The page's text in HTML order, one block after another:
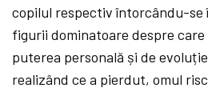
copilul respectiv întorcându-
figurii dominatoare despre
puterea personală și de
realizând ce a pierdut, omul